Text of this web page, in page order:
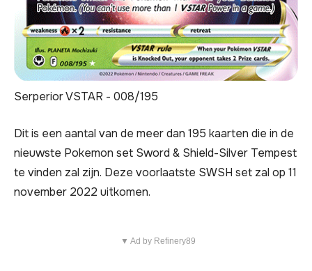
Serperior VSTAR - 008/195
Dit is een aantal van de meer dan 195 kaarten die in de
nieuwste Pokemon set Sword & Shield-Silver Tempest
te vinden zal zijn. Deze voorlaatste SWSH set zal op 11
november 2022 uitkomen.
▼ Ad by Refinery89